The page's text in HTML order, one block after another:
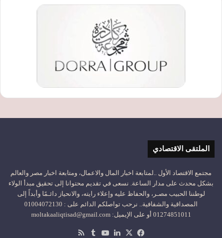
الملتقى الاقتصادي
مجتمع الاقتصاد الأول ..لمتابعة اخبار المال والاعمال، ومتابعة اخبار مصر والعالم
بشكل محدث على مدار الساعة. نسعى في تقديم محتوانا إلى تحقيق مبدأ الولاء
لوطننا الحبيب مصـر، والحفاظ عليه وإعلاء رايته، والانحياز دائـمًا وأبداً إلى
المصداقية والشفافية.. نرحب تواصلكم الدائم على : 01004072130
01274851011 أو على الإيميل: moltakaaliqtisad@gmail.com
فيسبوك
‫X لينكدإن‫YouTube